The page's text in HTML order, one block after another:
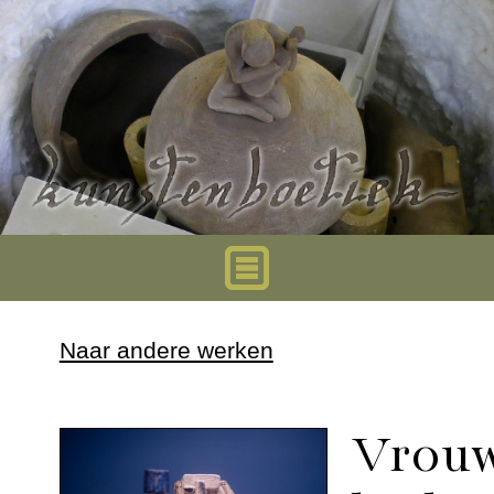
Home
Naar andere werken